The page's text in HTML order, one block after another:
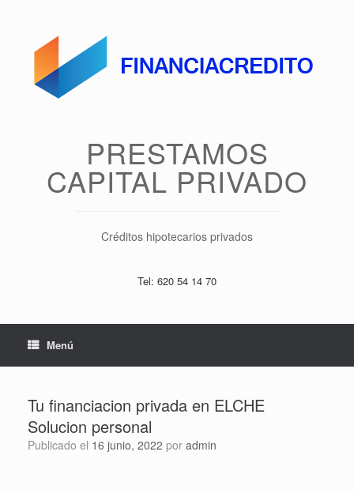
PRESTAMOS
CAPITAL PRIVADO
Créditos hipotecarios privados
Tel: 620 54 14 70
Menú
Tu financiacion privada en ELCHE
Solucion personal
Publicado el 16 junio, 2022 por admin